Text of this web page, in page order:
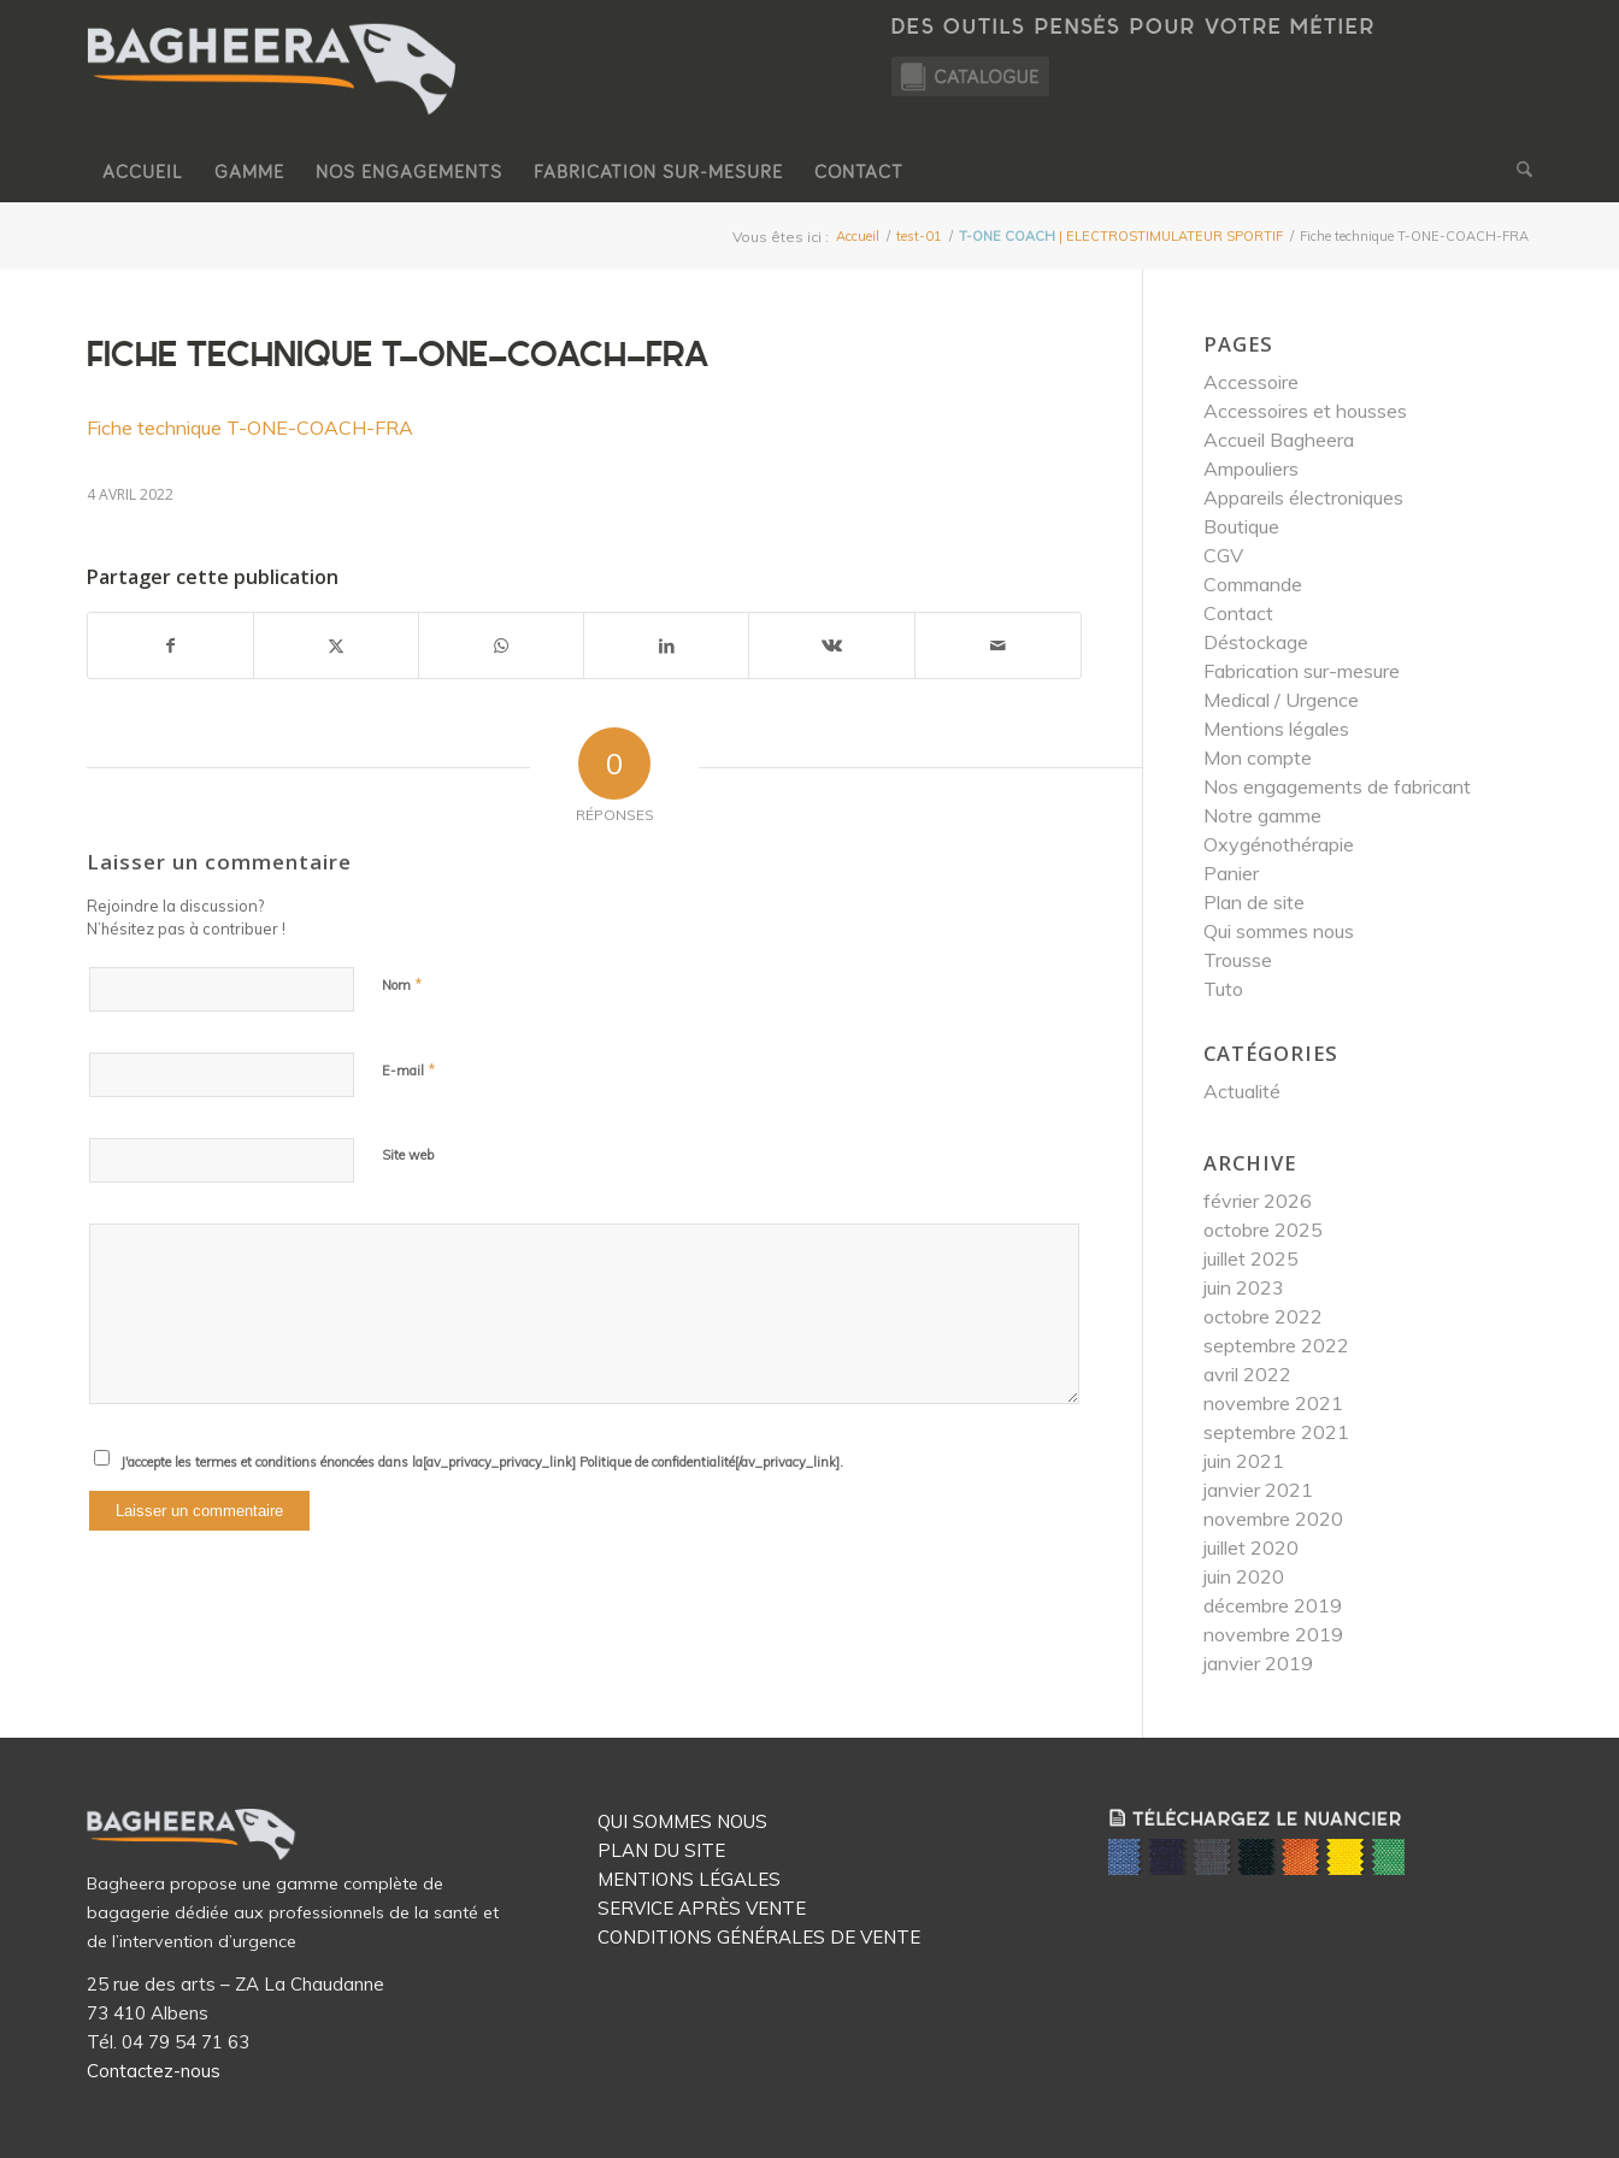
DES OUTILS PENSÉS POUR VOTRE MÉTIER
ACCUEIL GAMME NOS ENGAGEMENTS FABRICATION SUR-MESURE CONTACT
Vous êtes ici : Accueil / test-01 / T-ONE COACH | ELECTROSTIMULATEUR SPORTIF / Fiche technique T-ONE-COACH-FRA
FICHE TECHNIQUE T-ONE-COACH-FRA
Fiche technique T-ONE-COACH-FRA
4 AVRIL 2022
Partager cette publication
0
RÉPONSES
Laisser un commentaire
Rejoindre la discussion?
N’hésitez pas à contribuer !
Nom *
E-mail *
Site web
J'accepte les termes et conditions énoncées dans la[av_privacy_privacy_link] Politique de confidentialité[/av_privacy_link].
PAGES
Accessoire
Accessoires et housses
Accueil Bagheera
Ampouliers
Appareils électroniques
Boutique
CGV
Commande
Contact
Déstockage
Fabrication sur-mesure
Medical / Urgence
Mentions légales
Mon compte
Nos engagements de fabricant
Notre gamme
Oxygénothérapie
Panier
Plan de site
Qui sommes nous
Trousse
Tuto
CATÉGORIES
Actualité
ARCHIVE
février 2026
octobre 2025
juillet 2025
juin 2023
octobre 2022
septembre 2022
avril 2022
novembre 2021
septembre 2021
juin 2021
janvier 2021
novembre 2020
juillet 2020
juin 2020
décembre 2019
novembre 2019
janvier 2019
Bagheera propose une gamme complète de
bagagerie dédiée aux professionnels de la santé et
de l’intervention d’urgence
25 rue des arts – ZA La Chaudanne
73 410 Albens
Tél. 04 79 54 71 63
Contactez-nous
QUI SOMMES NOUS
PLAN DU SITE
MENTIONS LÉGALES
SERVICE APRÈS VENTE
CONDITIONS GÉNÉRALES DE VENTE